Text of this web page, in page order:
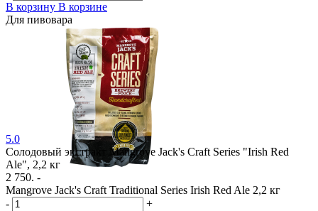
В корзину В корзине
Для пивовара
5.0
Солодовый экстракт Mangrove Jack's Craft Series "Irish Red
Ale", 2,2 кг
2 750. -
Mangrove Jack's Craft Traditional Series Irish Red Ale 2,2 кг
-
+